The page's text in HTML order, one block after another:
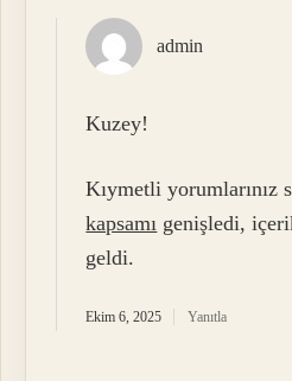
admin
Kuzey!
Kıymetli yorumlarınız
kapsamı genişledi,
geldi.
Ekim 6, 2025 Yanıtla